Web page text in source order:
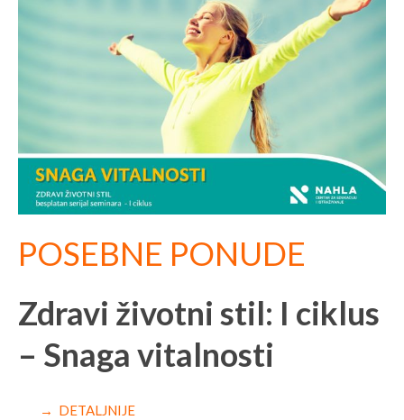
POSEBNE PONUDE
Zdravi životni stil: I ciklus
– Snaga vitalnosti
→ DETALJNIJE